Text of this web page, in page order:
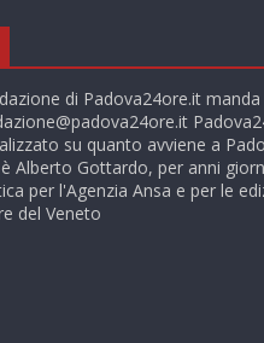
di Padova24ore.it
su quanto avviene a
Alberto Gottardo, per anni
per l'Agenzia Ansa e per le
del Veneto